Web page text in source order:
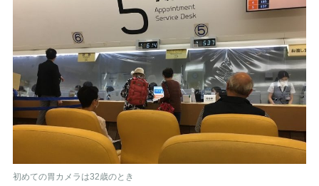
初めての胃カメラは32歳のとき